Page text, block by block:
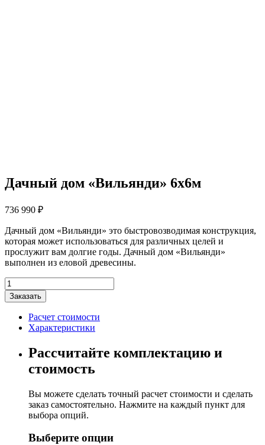
Дачный дом «Вильянди» 6х6м
736 990 ₽
Дачный дом «Вильянди» это быстровозводимая конструкция,
которая может использоваться для различных целей и
прослужит вам долгие годы. Дачный дом «Вильянди»
выполнен из еловой древесины.
Количество
товара
Дачный
дом
"Вильянди"
Заказать
Расчет стоимости
Характеристики
Рассчитайте комплектацию и
стоимость
Вы можете сделать точный расчет стоимости и сделать
заказ самостоятельно. Нажмите на каждый пункт для
выбора опций.
Выберите опции